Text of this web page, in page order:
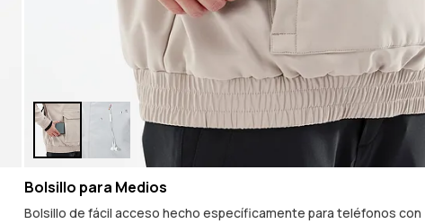
Bolsillo para Medios
Bolsillo de fácil acceso hecho específicamente para teléfonos con